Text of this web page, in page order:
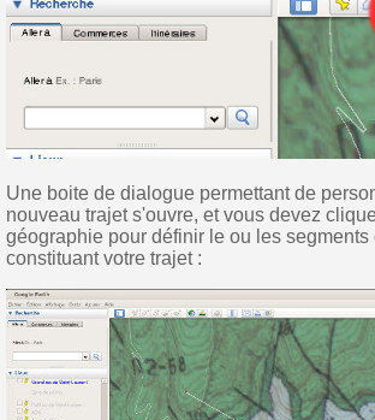
Une boite de dialogue permettant de
nouveau trajet s'ouvre, et vous devez
géographie pour définir le ou les segments
constituant votre trajet :